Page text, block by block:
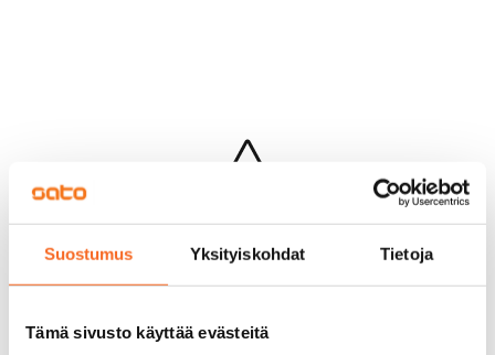
Suostumus Yksityiskohdat Tietoja
Tämä sivusto käyttää evästeitä
Hups...
Jotakin meni pieleen sivun lataamisessa